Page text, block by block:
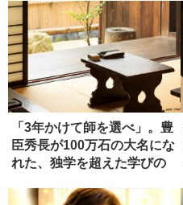
「3年かけて師を選べ」。豊
臣秀長が100万石の大名にな
れた、独学を超えた学びの